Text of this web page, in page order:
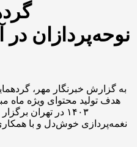
نوحه‌پردازان در
به گزارش خبرنگار مهر،
هدف تولید محتوای ویژه ماه
۱۴۰۳ در تهران
نغمه‌پردازی خوش‌دل و با